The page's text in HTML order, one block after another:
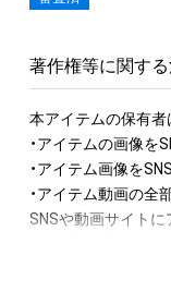
著作権等に関す
本アイテムの保有者
・アイテムの画像を
・アイテム画像を
・アイテム動画の全
SNSや動画サイト
・アイテムの画像